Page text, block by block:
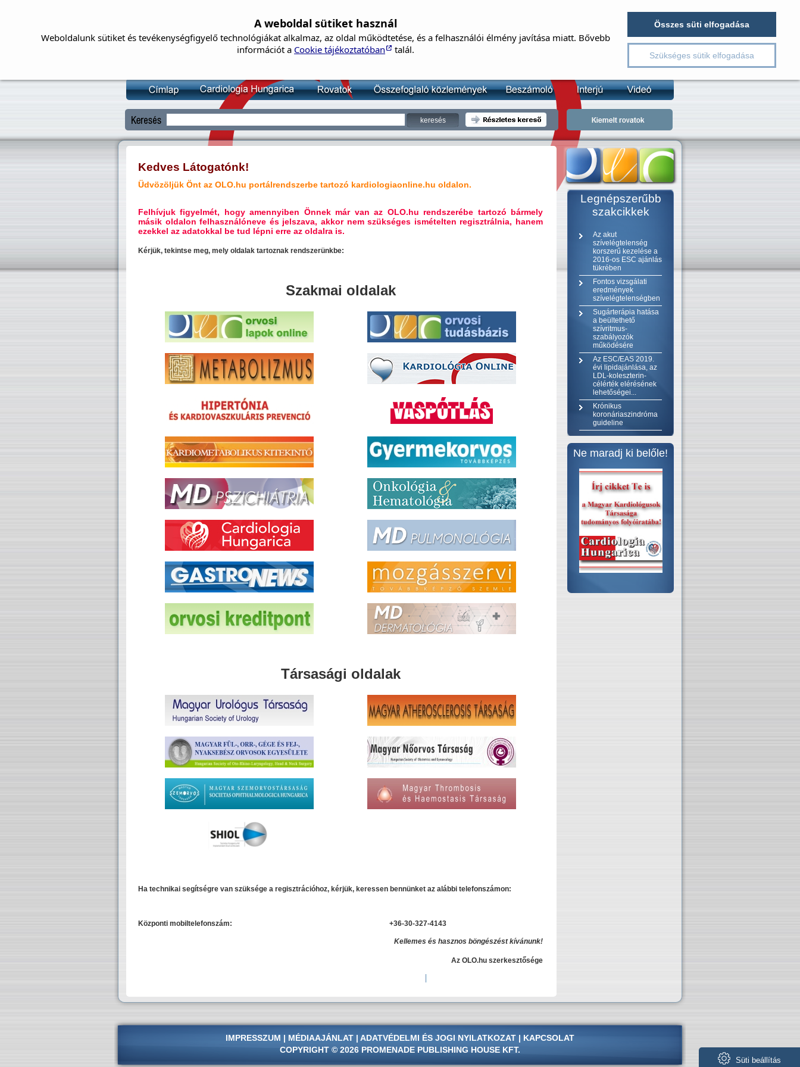
REGISZTRÁCIÓ
Név
jelszó emlékeztető
Kedves Látogatónk!
Üdvözöljük Önt az OLO.hu portálrendszerbe tartozó kardiologiaonline.hu oldalon.
Felhívjuk figyelmét, hogy amennyiben Önnek már van az OLO.hu rendszerébe tartozó bármely
másik oldalon felhasználóneve és jelszava, akkor nem szükséges ismételten regisztrálnia, hanem
ezekkel az adatokkal be tud lépni erre az oldalra is.
Kérjük, tekintse meg, mely oldalak tartoznak rendszerünkbe:
Szakmai oldalak
Társasági oldalak
Ha technikai segítségre van szüksége a regisztrációhoz, kérjük, keressen bennünket az alábbi telefonszámon:
Központi mobiltelefonszám: +36-30-327-4143
Kellemes és hasznos böngészést kívánunk!
Az OLO.hu szerkesztősége
Legnépszerűbb
szakcikkek
Az akut
szívelégtelenség
korszerű kezelése a
2016-os ESC ajánlás
tükrében
Fontos vizsgálati
eredmények
szívelégtelenségben
Sugárterápia hatása
a beültethető
szívritmus-
szabályozók
működésére
Az ESC/EAS 2019.
évi lipidajánlása, az
LDL-koleszterin-
célérték elérésének
lehetőségei...
Krónikus
koronáriaszindróma
guideline
Ne maradj ki belőle!
IMPRESSZUM | MÉDIAAJÁNLAT | ADATVÉDELMI ÉS JOGI NYILATKOZAT | KAPCSOLAT
COPYRIGHT © 2026 PROMENADE PUBLISHING HOUSE KFT.
A weboldal sütiket használ
Weboldalunk sütiket és tevékenységfigyelő technológiákat alkalmaz, az oldal működtetése, és a felhasználói élmény javítása miatt. Bővebb
információt a Cookie tájékoztatóban talál.
Összes süti elfogadása
Szükséges sütik elfogadása
Süti beállítás